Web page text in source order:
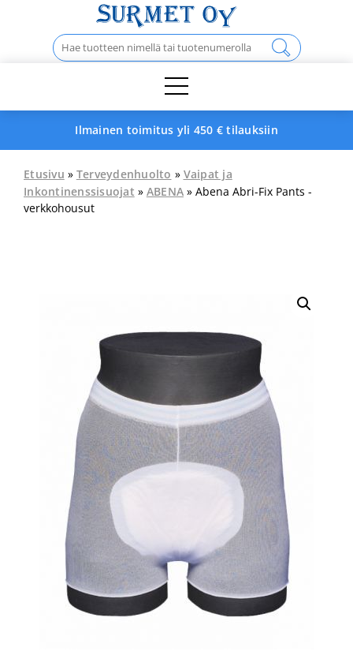
Haku:
Ilmainen toimitus yli 450 € tilauksiin
Etusivu » Terveydenhuolto » Vaipat ja
Inkontinenssisuojat » ABENA » Abena Abri-Fix Pants -
verkkohousut